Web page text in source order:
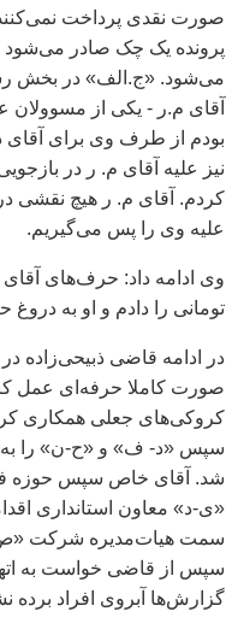
صورت نقدی پرداخت
پرونده يک چک صادر می‌شود
می‌شود. «ج.الف» در بخش
آقای م.ر - يکی از مسوولان
بودم از طرف وی برای آقای
نيز عليه آقای م. ر در
کردم. آقای م. ر هيچ نقشی
عليه وی را پس می‌گيريم.
وی ادامه داد: حرف‌های
تومانی را دادم و او به
در ادامه قاضی ذبيحی‌زاده
صورت کاملا حرفه‌ای عمل
کروکی‌های جعلی همکاری
شد. آقای خاص سپس حوزه
«ی-د» معاون استانداری
سمت هيات‌مديره شرکت
سپس از قاضی خواست به
گزارش‌ها آبروی افراد برده